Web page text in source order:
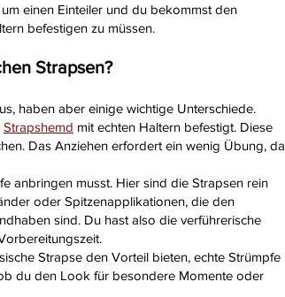
einen Einteiler und du bekommst den
befestigen zu müssen.
Strapsen?
haben aber einige wichtige Unterschiede.
Strapshemd mit echten Haltern befestigt. Diese
Das Anziehen erfordert ein wenig Übung, da
anbringen musst. Hier sind die Strapsen rein
oder Spitzenapplikationen, die den
sind. Du hast also die verführerische
Strapse den Vorteil bieten, echte Strümpfe
du den Look für besondere Momente oder